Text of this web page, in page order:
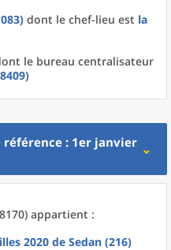
dont le chef-lieu est la
le bureau centralisateur
référence : 1er janvier
appartient :
2020 de Sedan (216)